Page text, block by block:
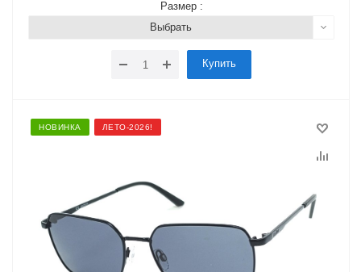
Размер :
Выбрать
Купить
НОВИНКА ЛЕТО-2026!